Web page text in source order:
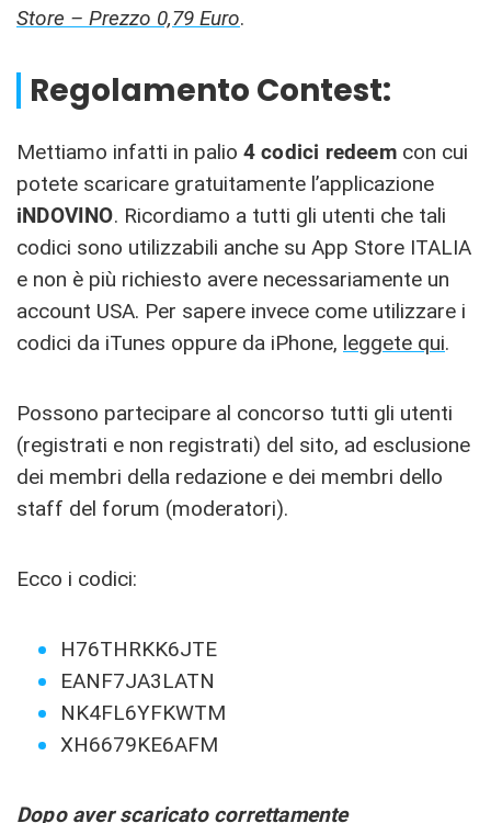
Store – Prezzo 0,79 Euro.
Regolamento Contest:
Mettiamo infatti in palio 4 codici redeemcon cui
potete scaricare gratuitamente l’applicazione
iNDOVINO. Ricordiamo a tutti gli utenti che tali
codici sono utilizzabili anche su App Store ITALIA
e non è più richiesto avere necessariamente un
account USA. Per sapere invece come utilizzare i
codici da iTunes oppure da iPhone, leggete qui.
Possono partecipare al concorso tutti gli utenti
(registrati e non registrati) del sito, ad esclusione
dei membri della redazione e dei membri dello
staff del forum (moderatori).
Ecco i codici:
H76THRKK6JTE
EANF7JA3LATN
NK4FL6YFKWTM
XH6679KE6AFM
Dopo aver scaricato correttamente